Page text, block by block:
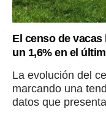
El censo de
un 1,6% en el
La evolución del
marcando una
datos que